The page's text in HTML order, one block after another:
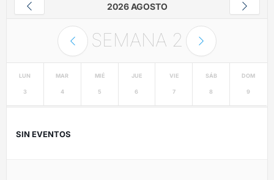
2026 AGOSTO
SEMANA 2
LUN
3
MAR
4
MIÉ
5
JUE
6
VIE
7
SÁB
8
DOM
9
SIN EVENTOS